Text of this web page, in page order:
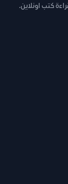
كتب اونلاين.